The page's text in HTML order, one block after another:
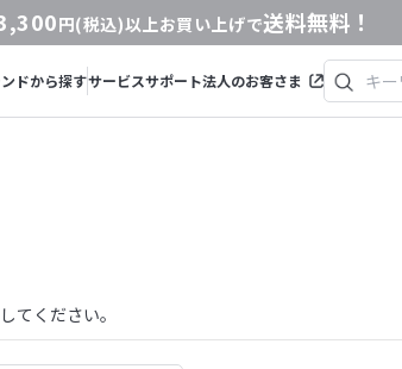
円(税込)以上お買い上げで送料無料！
ドから探すサービスサポート法人のお客さま
てください。